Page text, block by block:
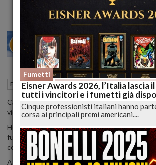
MILANO
Fumetti 14 Maggio 2021 17:32
Cari Lettori, la settimana 17 di questo 2021 si
video letture dannatamente soddisfacente.
Ho letto un po' di tutto e sempre di ottima
fumetti bonellide a bassissimo costo fino a
costo ben più pesante.
A dirla tutta quasi mai il costo della lettura ha
Fumetti
Eisner Awards 2026, l’Italia lascia
tutti i vincitori e i fumetti già
Cinque professionisti italiani hanno
corsa ai principali premi americani....